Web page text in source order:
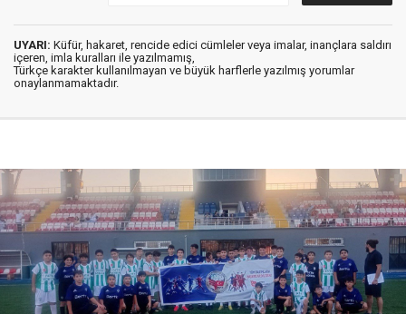
UYARI: Küfür, hakaret, rencide edici cümleler veya imalar, inançlara saldırı
içeren, imla kuralları ile yazılmamış,
Türkçe karakter kullanılmayan ve büyük harflerle yazılmış yorumlar
onaylanmamaktadır.